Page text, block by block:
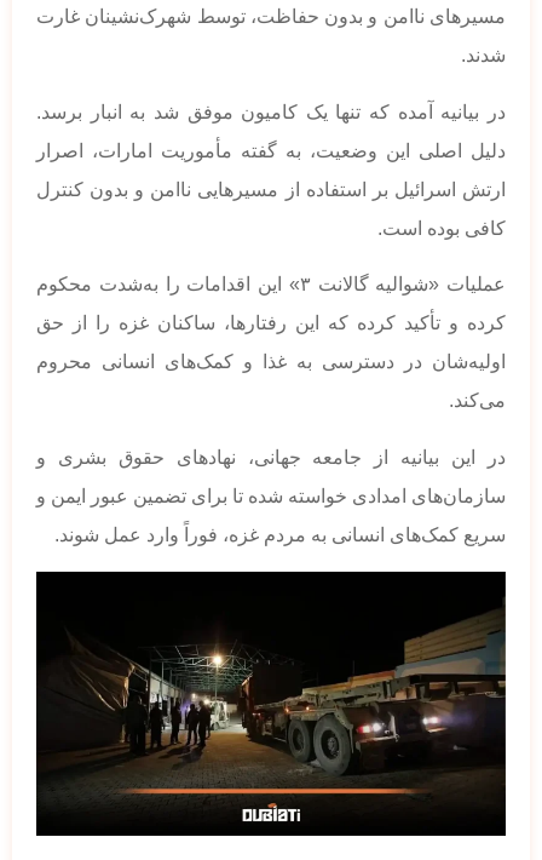
مسیرهای ناامن و بدون حفاظت، توسط شهرک‌نشینان غارت
شدند.
در بیانیه آمده که تنها یک کامیون موفق شد به انبار برسد.
دلیل اصلی این وضعیت، به گفته مأموریت امارات، اصرار
ارتش اسرائیل بر استفاده از مسیرهایی ناامن و بدون کنترل
کافی بوده است.
عملیات «شوالیه گالانت ۳» این اقدامات را به‌شدت محکوم
کرده و تأکید کرده که این رفتارها، ساکنان غزه را از حق
اولیه‌شان در دسترسی به غذا و کمک‌های انسانی محروم
می‌کند.
در این بیانیه از جامعه جهانی، نهادهای حقوق بشری و
سازمان‌های امدادی خواسته شده تا برای تضمین عبور ایمن و
سریع کمک‌های انسانی به مردم غزه، فوراً وارد عمل شوند.